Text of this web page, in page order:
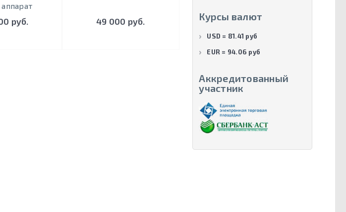
аппарат
руб. 49 000 руб. Курсы валют
USD = 81.41 руб
EUR = 94.06 руб
Аккредитованный
участник